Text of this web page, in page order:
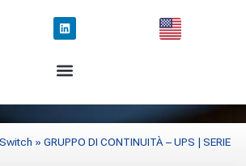
»GRUPPO DI CONTINUITÀ – UPS | SERIE